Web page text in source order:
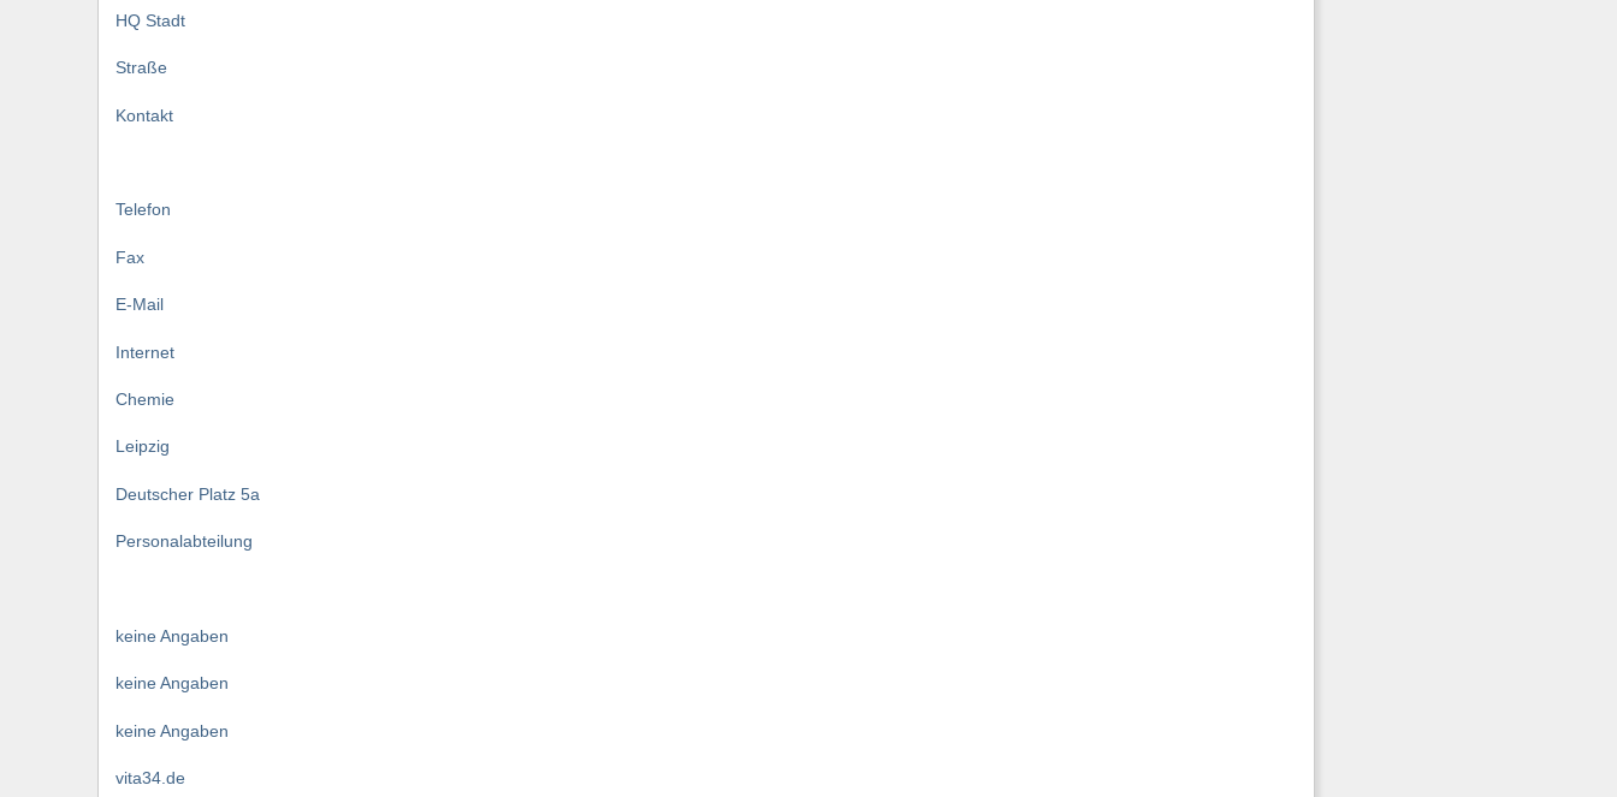
HQ Stadt
Straße
Kontakt
Telefon
Fax
E-Mail
Internet
Chemie
Leipzig
Deutscher Platz 5a
Personalabteilung
keine Angaben
keine Angaben
keine Angaben
vita34.de